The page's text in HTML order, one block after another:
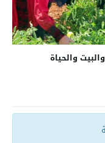
والحياة